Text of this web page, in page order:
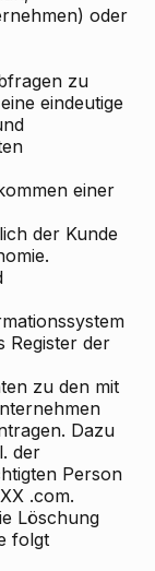
oder
zu
eindeutige
einer
der Kunde
Register der
zu den mit
Dazu
der
Person
.com.
Löschung
folgt